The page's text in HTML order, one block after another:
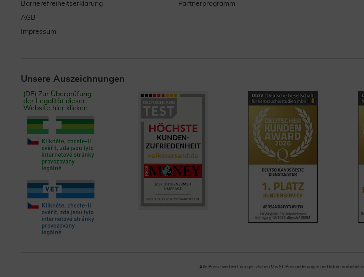
Barrierefreiheitserklärung
AGB
Impressum
Partnerprogramm
Unsere Auszeichnungen
(DE) Zur Überprüfung
der Legalität dieser
Website hier klicken
Alle Preise sind inkl. der gestzlichen MwSt. Preisänderungen und Irrtum